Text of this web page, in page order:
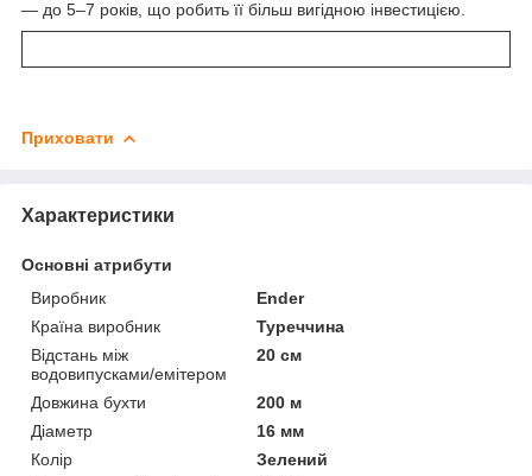
— до 5–7 років, що робить її більш вигідною інвестицією.
Приховати
Характеристики
Основні атрибути
Виробник
Ender
Країна виробник
Туреччина
Відстань між
водовипусками/емітером
20 см
Довжина бухти
200 м
Діаметр
16 мм
Колір
Зелений